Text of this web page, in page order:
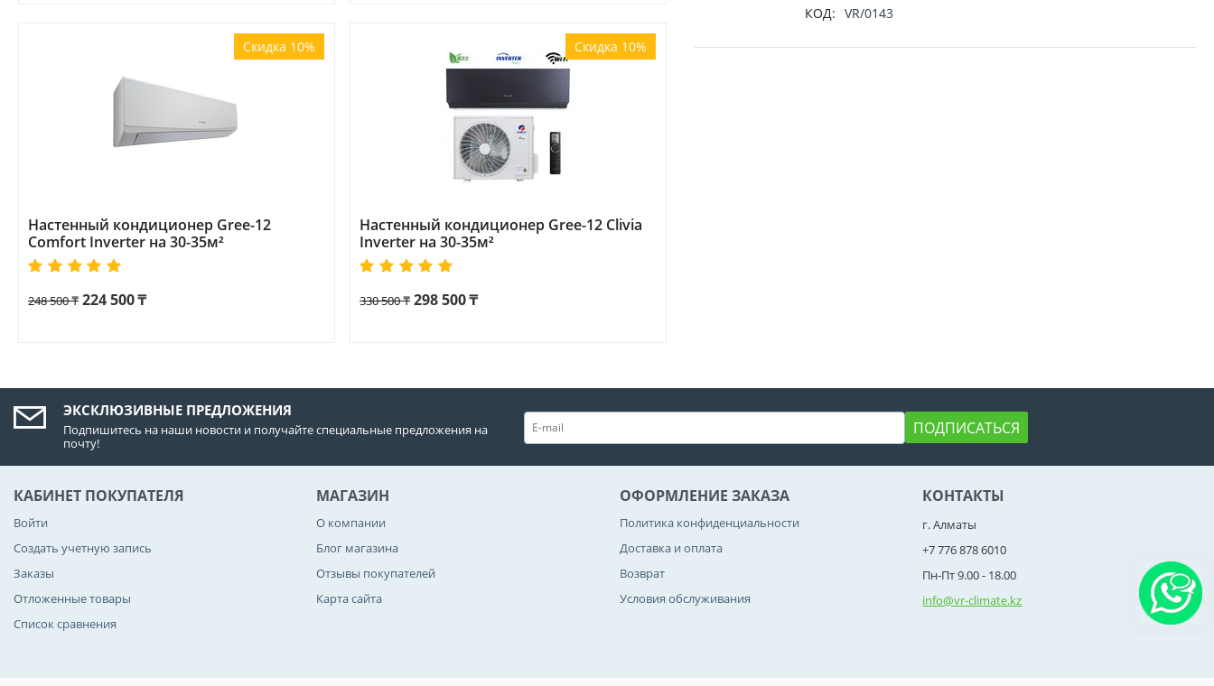
Скидка 10%
Настенный кондиционер Gree-12
Comfort Inverter на 30-35м²
248 500₸ 224 500₸
Скидка 10%
Настенный кондиционер Gree-12 Clivia
Inverter на 30-35м²
330 500₸ 298 500₸
КОД: VR/0143
ЭКСКЛЮЗИВНЫЕ ПРЕДЛОЖЕНИЯ
Подпишитесь на наши новости и получайте специальные предложения на
почту!
ПОДПИСАТЬСЯ
КАБИНЕТ ПОКУПАТЕЛЯ
Войти
Создать учетную запись
Заказы
Отложенные товары
Список сравнения
МАГАЗИН
О компании
Блог магазина
Отзывы покупателей
Карта сайта
ОФОРМЛЕНИЕ ЗАКАЗА
Политика конфиденциальности
Доставка и оплата
Возврат
Условия обслуживания
КОНТАКТЫ
г. Алматы
+7 776 878 6010
Пн-Пт 9.00 - 18.00
info@vr-climate.kz